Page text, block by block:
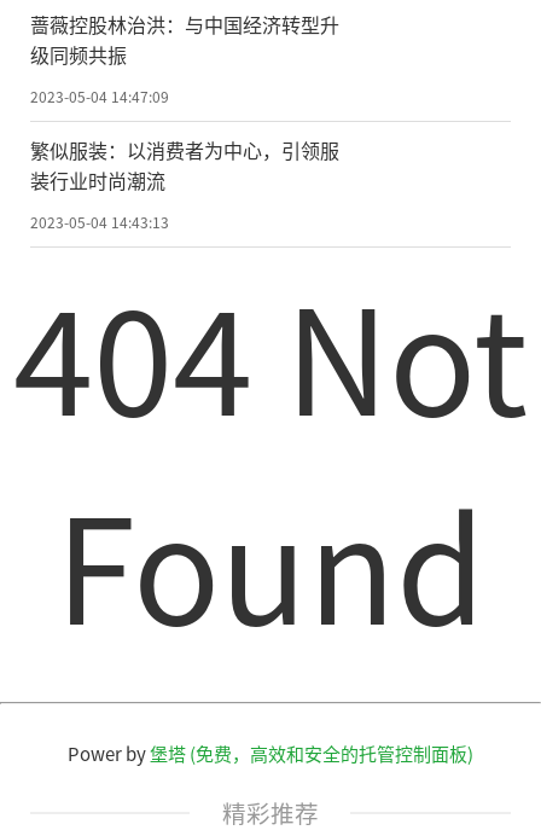
蔷薇控股林治洪：与中国经济转型升
级同频共振
2023-05-04 14:47:09
繁似服装：以消费者为中心，引领服
装行业时尚潮流
2023-05-04 14:43:13
404 Not
Found
Power by堡塔 (免费，高效和安全的托管控制面板)
精彩推荐